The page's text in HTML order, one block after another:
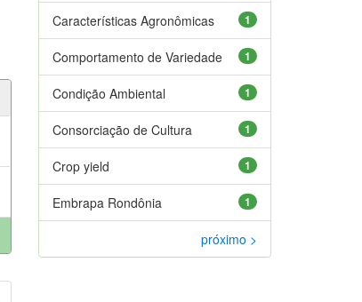
1
Características Agronômicas
1
Comportamento de Variedade
1
Condição Ambiental
1
Consorciação de Cultura
1
Crop yield
1
Embrapa Rondônia
próximo >